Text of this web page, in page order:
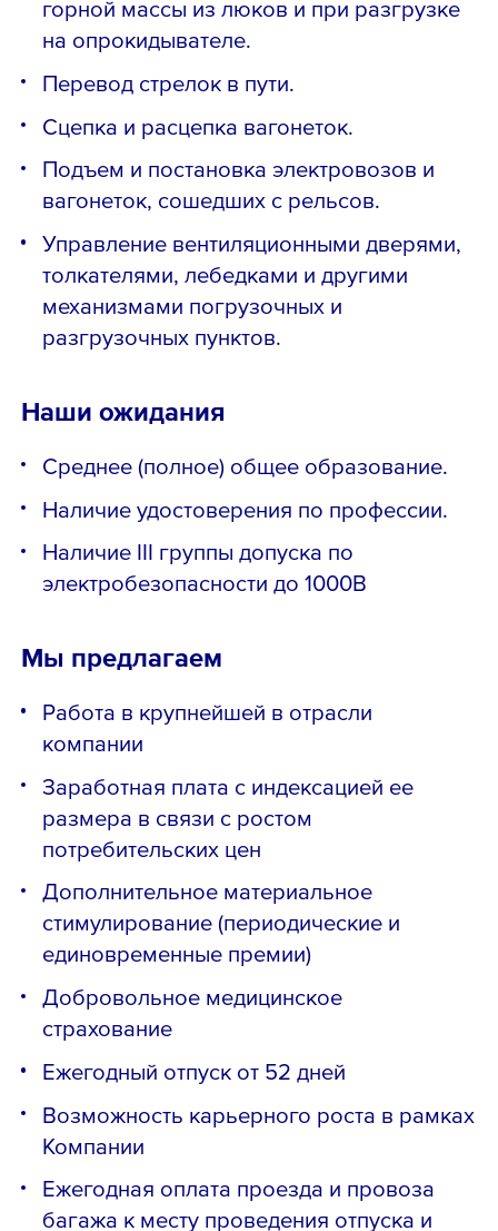
горной массы из люков и при разгрузке
на опрокидывателе.
Перевод стрелок в пути.
Сцепка и расцепка вагонеток.
Подъем и постановка электровозов и
вагонеток, сошедших с рельсов.
Управление вентиляционными дверями,
толкателями, лебедками и другими
механизмами погрузочных и
разгрузочных пунктов.
Наши ожидания
Среднее (полное) общее образование.
Наличие удостоверения по профессии.
Наличие III группы допуска по
электробезопасности до 1000В
Мы предлагаем
Работа в крупнейшей в отрасли
компании
Заработная плата с индексацией ее
размера в связи с ростом
потребительских цен
Дополнительное материальное
стимулирование (периодические и
единовременные премии)
Добровольное медицинское
страхование
Ежегодный отпуск от 52 дней
Возможность карьерного роста в рамках
Компании
Ежегодная оплата проезда и провоза
багажа к месту проведения отпуска и